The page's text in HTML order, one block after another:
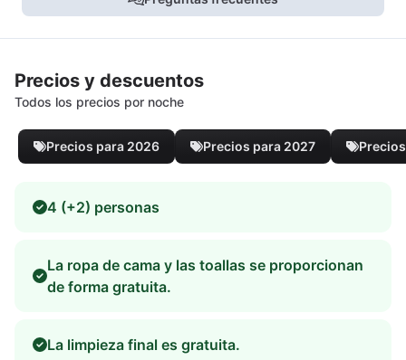
Precios y descuentos
Todos los precios por noche
Precios para 2026 Precios para 2027
4 (+2) personas
La ropa de cama y las toallas se proporcionan
de forma gratuita.
La limpieza final es gratuita.